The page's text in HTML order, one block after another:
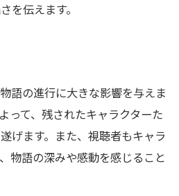
を伝えます。
語の進行に大きな影響を与えま
って、残されたキャラクターた
げます。また、視聴者もキャラ
物語の深みや感動を感じること